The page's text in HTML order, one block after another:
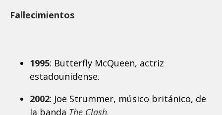
Fallecimientos
1995: Butterfly McQueen, actriz
estadounidense.
2002: Joe Strummer, músico británico, de
la banda The Clash.